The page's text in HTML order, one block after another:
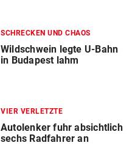
SCHRECKEN UND CHAOS
Wildschwein legte U-Bahn
in Budapest lahm
VIER VERLETZTE
Autolenker fuhr absichtlich
sechs Radfahrer an